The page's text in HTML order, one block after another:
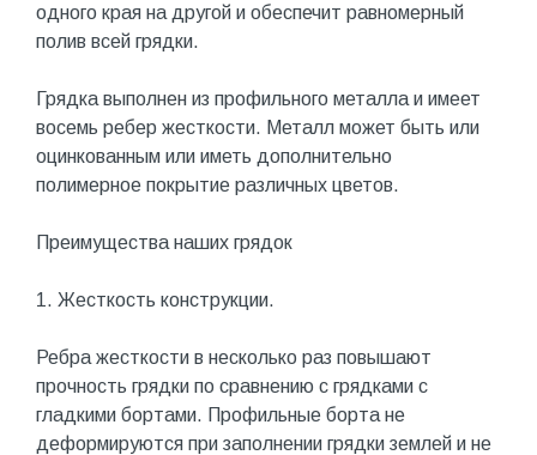
одного края на другой и обеспечит равномерный
полив всей грядки.
Грядка выполнен из профильного металла и имеет
восемь ребер жесткости. Металл может быть или
оцинкованным или иметь дополнительно
полимерное покрытие различных цветов.
Преимущества наших грядок
1. Жесткость конструкции.
Ребра жесткости в несколько раз повышают
прочность грядки по сравнению с грядками с
гладкими бортами. Профильные борта не
деформируются при заполнении грядки землей и не